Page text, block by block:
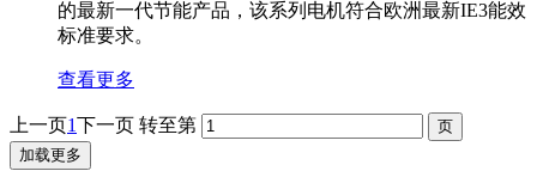
的最新一代节能产品，该系列电机符合欧洲最新IE3能效
标准要求。
查看更多
上一页1下一页 转至第
加载更多